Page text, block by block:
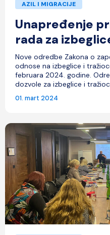
AZIL I MIGRACIJE
Unapređenje
rada za
Nove odredbe Zakona o
odnose na izbeglice i
februara 2024. godine.
dozvole za izbeglice i
01. mart 2024